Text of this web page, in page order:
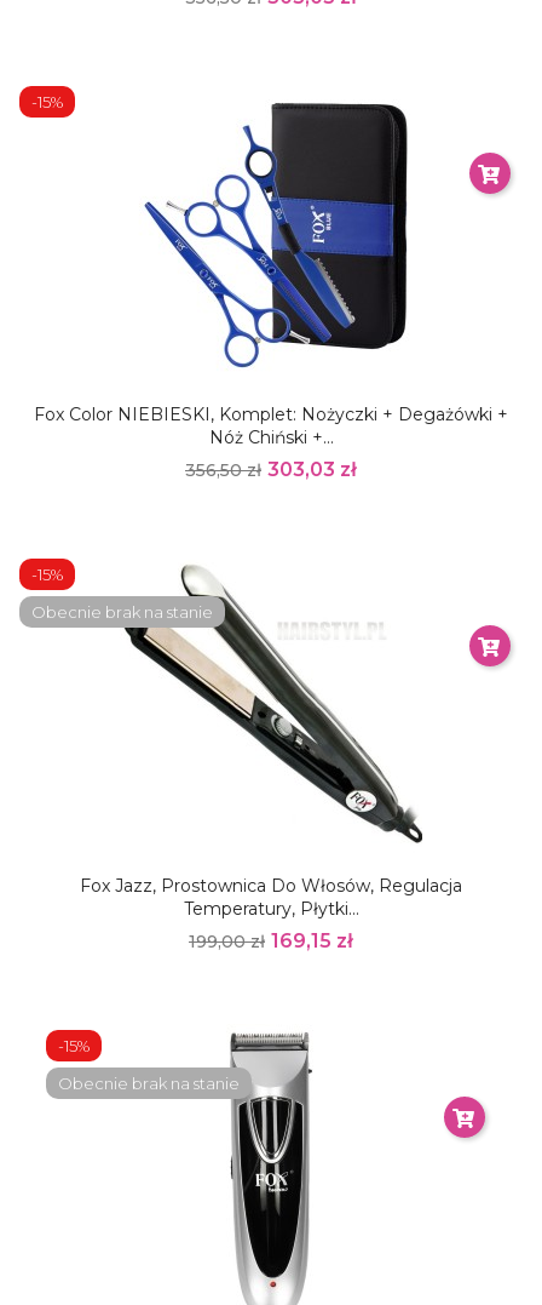
Fox Color NIEBIESKI, Komplet: Nożyczki + Degażówki +
Nóż Chiński +...
356,50 zł 303,03 zł
-15%
Fox Jazz, Prostownica Do Włosów, Regulacja
Temperatury, Płytki...
199,00 zł 169,15 zł
-15%
Obecnie brak na stanie
-15%
Obecnie brak na stanie